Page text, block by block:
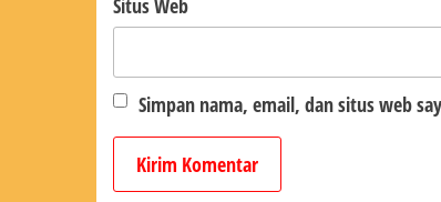
Situs Web
Simpan nama, email, dan situs web